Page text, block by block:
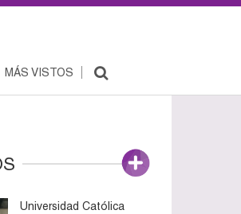
MÁS VISTOS
Universidad Católica